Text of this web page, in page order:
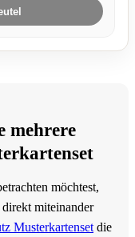
mehrere
möchtest,
miteinander
Musterkartenset die